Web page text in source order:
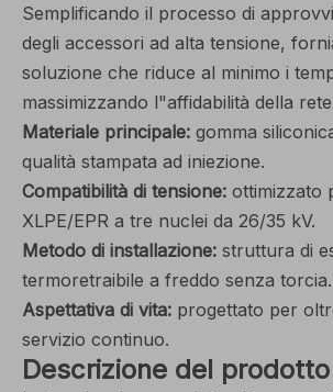
Semplificando il processo di
degli accessori ad alta tensione,
soluzione che riduce al minimo i
massimizzando l"affidabilità della
Materiale principale: gomma
qualità stampata ad iniezione.
Compatibilità di tensione: ottimizzato
XLPE/EPR a tre nuclei da 26/35 kV.
Metodo di installazione: struttura di
termoretraibile a freddo senza torcia.
Aspettativa di vita: progettato per
servizio continuo.
Descrizione del prodotto